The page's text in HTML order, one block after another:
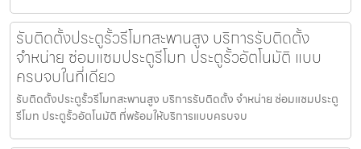
รับติดตั้งประตูรั้วรีโมทสะพานสูง บริการรับติดตั้ง
จำหน่าย ซ่อมแซมประตูรีโมท ประตูรั้วอัตโนมัติ แบบ
ครบจบในที่เดียว
รับติดตั้งประตูรั้วรีโมทสะพานสูง บริการรับติดตั้ง จำหน่าย ซ่อมแซมประตู
รีโมท ประตูรั้วอัตโนมัติ ที่พร้อมให้บริการแบบครบจบ